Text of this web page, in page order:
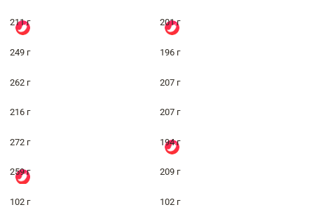
211 г 201 г
249 г 196 г
262 г 207 г
216 г 207 г
272 г 194 г
259 г 209 г
102 г 102 г